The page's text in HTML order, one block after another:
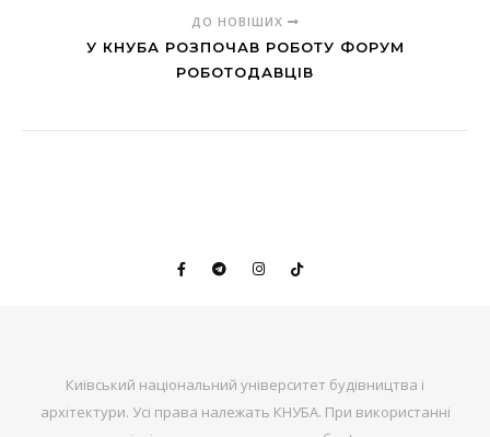
ДО НОВІШИХ
У КНУБА РОЗПОЧАВ РОБОТУ ФОРУМ
РОБОТОДАВЦІВ
Київський національний університет будівництва і
архітектури. Усі права належать КНУБА. При використанні